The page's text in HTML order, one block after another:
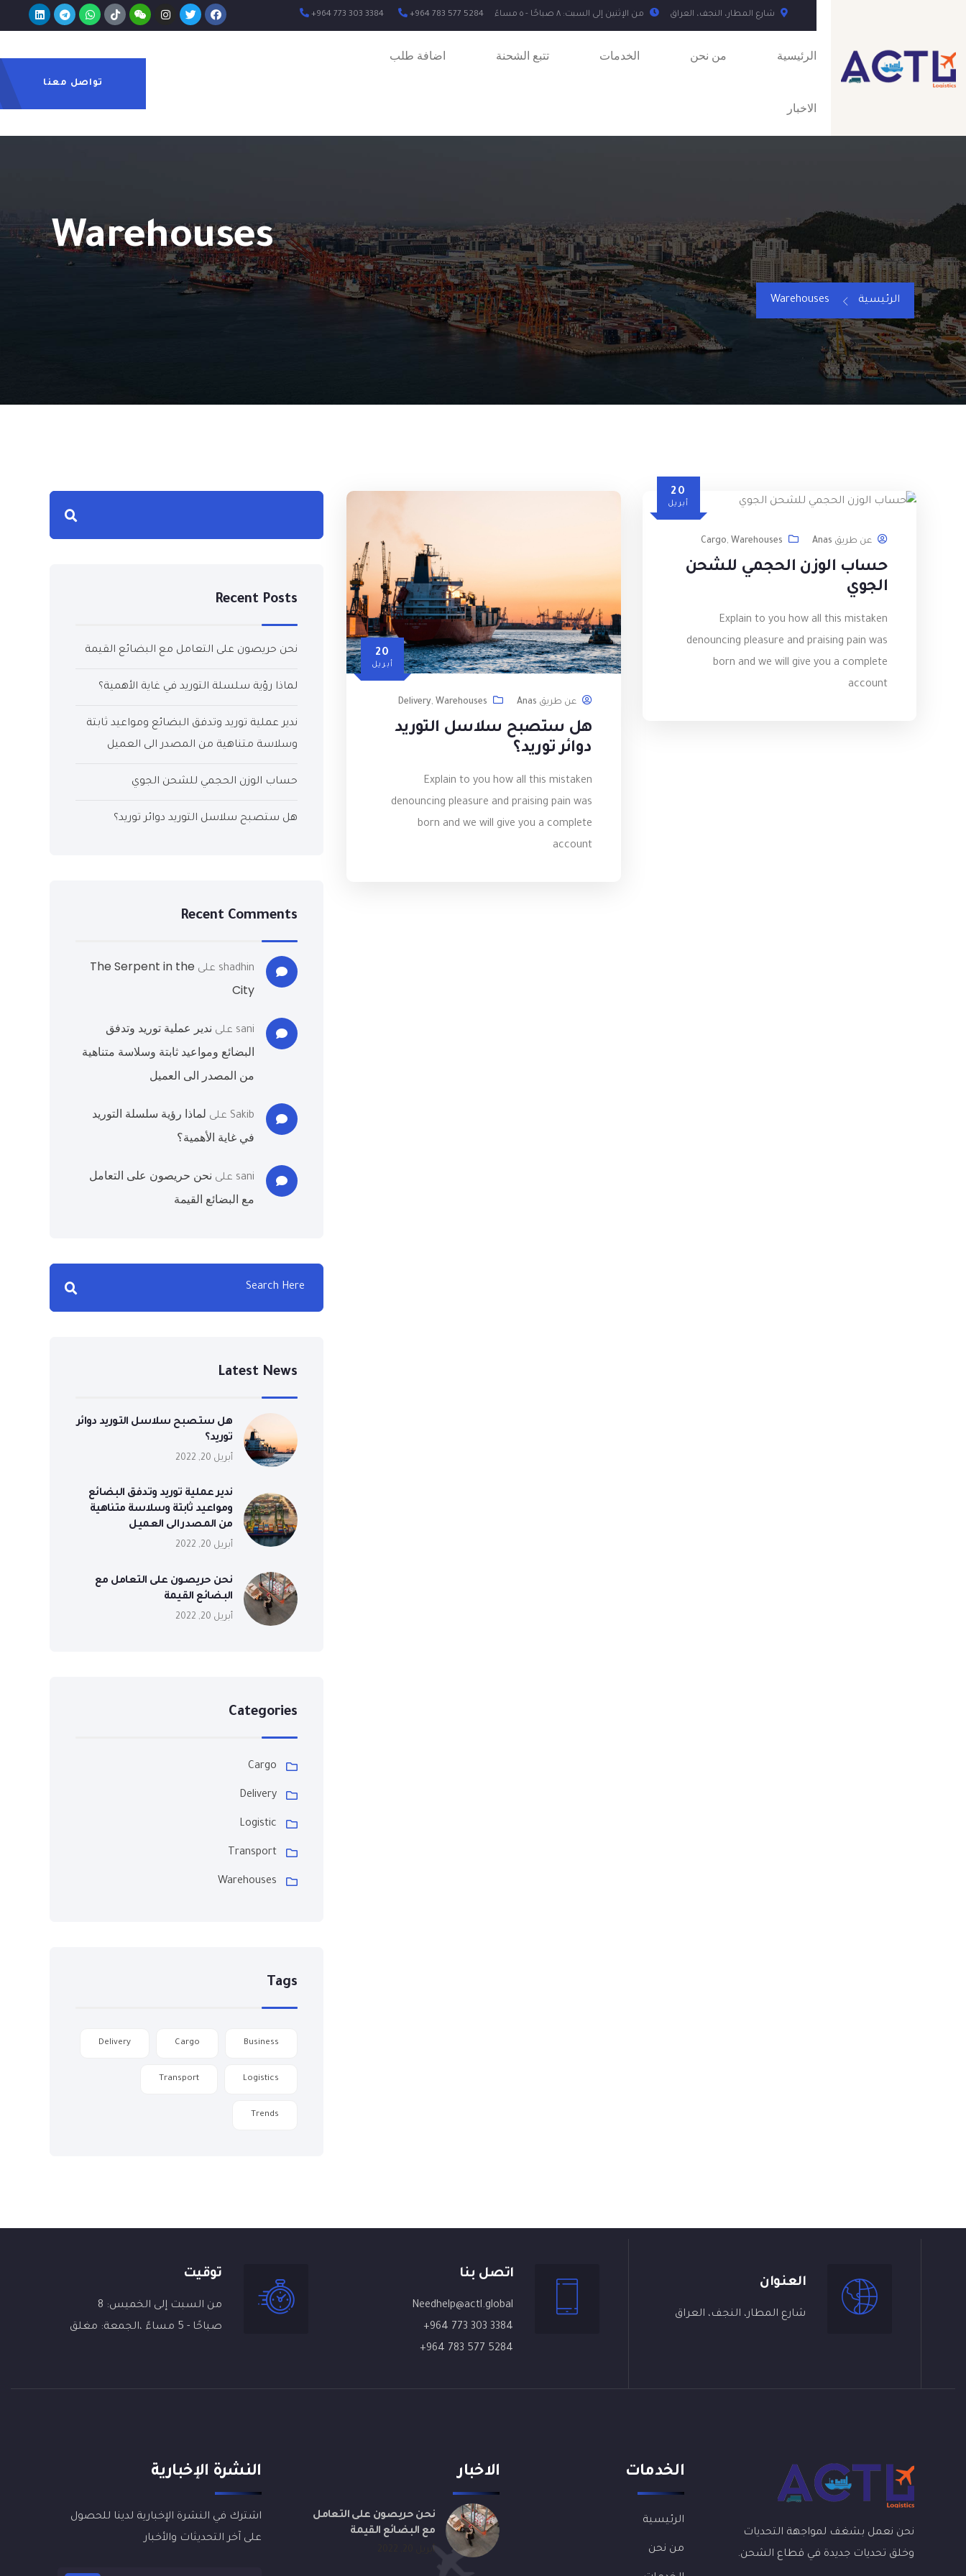
شارع المطار، النجف، العراق من الإثنين إلى السبت: ٨ صباحًا - ٥ مساءً +964 783 577 5284
+964 773 303 3384
الرئيسية من نحن الخدمات تتبع الشحنة اضافة طلب
الاخبار
تواصل معنا
Warehouses
الرئيسية Warehouses
20
أبريل
عن طريق Anas
Cargo, Warehouses
حساب الوزن الحجمي للشحن
الجوي
Explain to you how all this mistaken
denouncing pleasure and praising pain was
born and we will give you a complete
account
20
أبريل
عن طريق Anas
Delivery, Warehouses
هل ستصبح سلاسل التوريد
دوائر توريد؟
Explain to you how all this mistaken
denouncing pleasure and praising pain was
born and we will give you a complete
account
Recent Posts
نحن حريصون على التعامل مع البضائع القيمة
لماذا رؤية سلسلة التوريد في غاية الأهمية؟
ندير عملية توريد وتدفق البضائع ومواعيد ثابتة
وسلاسة متناهية من المصدر الى العميل
حساب الوزن الحجمي للشحن الجوي
هل ستصبح سلاسل التوريد دوائر توريد؟
Recent Comments
shadhin على The Serpent in the
City
sani على ندير عملية توريد وتدفق
البضائع ومواعيد ثابتة وسلاسة متناهية
من المصدر الى العميل
Sakib على لماذا رؤية سلسلة التوريد
في غاية الأهمية؟
sani على نحن حريصون على التعامل
مع البضائع القيمة
Latest News
هل ستصبح سلاسل التوريد دوائر
توريد؟
أبريل 20, 2022
ندير عملية توريد وتدفق البضائع
ومواعيد ثابتة وسلاسة متناهية
من المصدر الى العميل
أبريل 20, 2022
نحن حريصون على التعامل مع
البضائع القيمة
أبريل 20, 2022
Categories
Cargo
Delivery
Logistic
Transport
Warehouses
Tags
Business
Cargo
Delivery
Logistics
Transport
Trends
العنوان
شارع المطار، النجف، العراق
اتصل بنا
Needhelp@actl.global
+964 773 303 3384
+964 783 577 5284
توقيت
من السبت إلى الخميس: 8
صباحًا - 5 مساءً ،الجمعة: مغلق
نحن نعمل بشغف لمواجهة التحديات
وخلق تحديات جديدة في قطاع الشحن.
الخدمات
الرئيسية
من نحن
الاخبار
نحن حريصون على التعامل
مع البضائع القيمة
أبريل 20, 2022
النشرة الإخبارية
اشترك في النشرة الإخبارية لدينا للحصول
على آخر التحديثات والأخبار